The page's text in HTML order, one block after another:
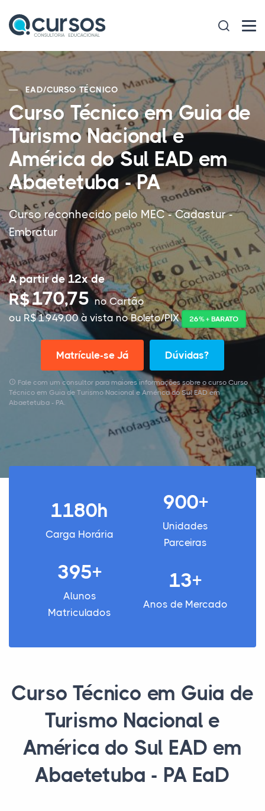
EAD/CURSO TÉCNICO
Curso Técnico em Guia de
Turismo Nacional e
América do Sul EAD em
Abaetetuba - PA
Curso reconhecido pelo MEC - Cadastur -
Embratur
A partir de 12x de
R$170,75no Cartão
ou R$ 1.949,00 à vista no Boleto/PIX
26% + BARATO
Matrícule-se Já Dúvidas?
Fale com um consultor para maiores informações sobre o curso Curso
Técnico em Guia de Turismo Nacional e América do Sul EAD em
Abaetetuba - PA.
1180h
Carga Horária
900+
Unidades
Parceiras
395+
Alunos
Matriculados
13+
Anos de Mercado
Curso Técnico em Guia de
Turismo Nacional e
América do Sul EAD em
Abaetetuba - PA EaD